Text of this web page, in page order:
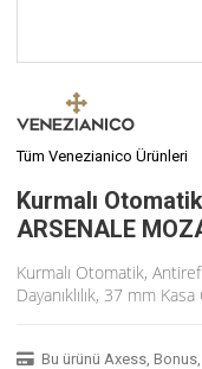
Tüm Venezianico Ürünleri
Kurmalı
ARSENALE
Kurmalı Otomatik,
Dayanıklılık, 37 mm
Bu ürünü Axess,